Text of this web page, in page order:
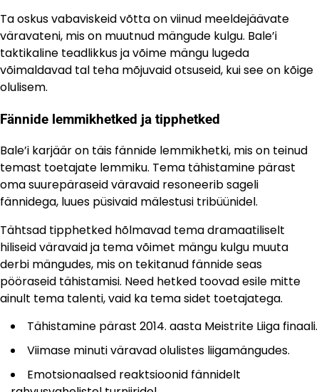
Ta oskus vabaviskeid võtta on viinud meeldejäävate
väravateni, mis on muutnud mängude kulgu. Bale’i
taktikaline teadlikkus ja võime mängu lugeda
võimaldavad tal teha mõjuvaid otsuseid, kui see on kõige
olulisem.
Fännide lemmikhetked ja tipphetked
Bale’i karjäär on täis fännide lemmikhetki, mis on teinud
temast toetajate lemmiku. Tema tähistamine pärast
oma suurepäraseid väravaid resoneerib sageli
fännidega, luues püsivaid mälestusi tribüünidel.
Tähtsad tipphetked hõlmavad tema dramaatiliselt
hiliseid väravaid ja tema võimet mängu kulgu muuta
derbi mängudes, mis on tekitanud fännide seas
pööraseid tähistamisi. Need hetked toovad esile mitte
ainult tema talenti, vaid ka tema sidet toetajatega.
Tähistamine pärast 2014. aasta Meistrite Liiga finaali.
Viimase minuti väravad olulistes liigamängudes.
Emotsionaalsed reaktsioonid fännidelt